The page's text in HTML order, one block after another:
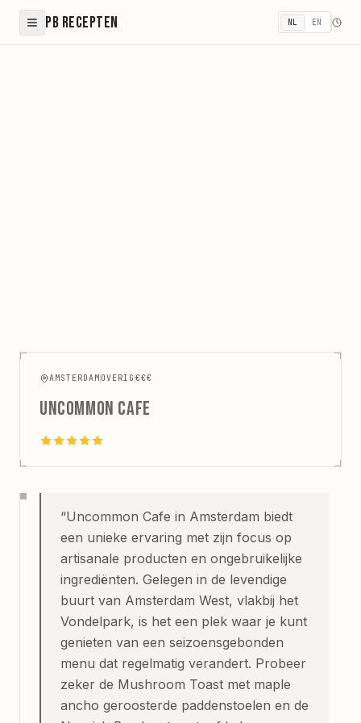
PB Recepten NL EN
AMSTERDAM OVERIG €€€
UNCOMMON CAFE
“Uncommon Cafe in Amsterdam biedt
een unieke ervaring met zijn focus op
artisanale producten en ongebruikelijke
ingrediënten. Gelegen in de levendige
buurt van Amsterdam West, vlakbij het
Vondelpark, is het een plek waar je kunt
genieten van een seizoensgebonden
menu dat regelmatig verandert. Probeer
zeker de Mushroom Toast met maple
ancho geroosterde paddenstoelen en de